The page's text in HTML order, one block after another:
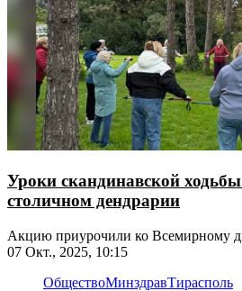
Уроки скандинавской
столичном дендрарии
Акцию приурочили ко Всемирному
07 Окт., 2025, 10:15
ОбществоМинздравТирасполь